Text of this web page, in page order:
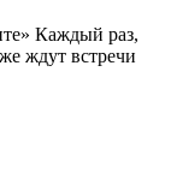
Каждый раз,
ждут встречи